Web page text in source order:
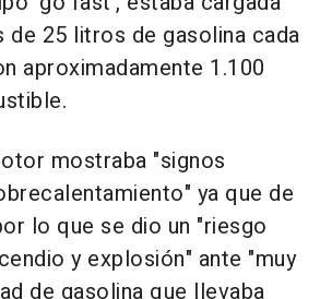
de 25 litros de gasolina cada
aproximadamente 1.100
mostraba "signos
ya que de
lo que se dio un "riesgo
y explosión" ante "muy
de gasolina que llevaba